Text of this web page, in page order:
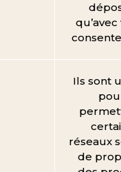
Ils sont
réseaux
de